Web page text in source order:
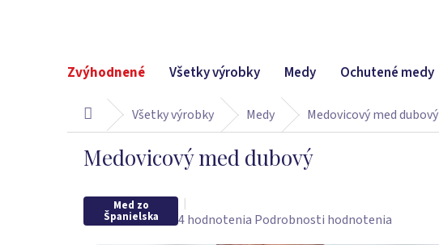
Zvýhodnené Všetky výrobky Medy Ochutené medy
DomovVšetky výrobky Medy Medovicový med dubový
Medovicový med dubový
Med zo
Španielska
Priemerné
4 hodnotenia Podrobnosti hodnotenia